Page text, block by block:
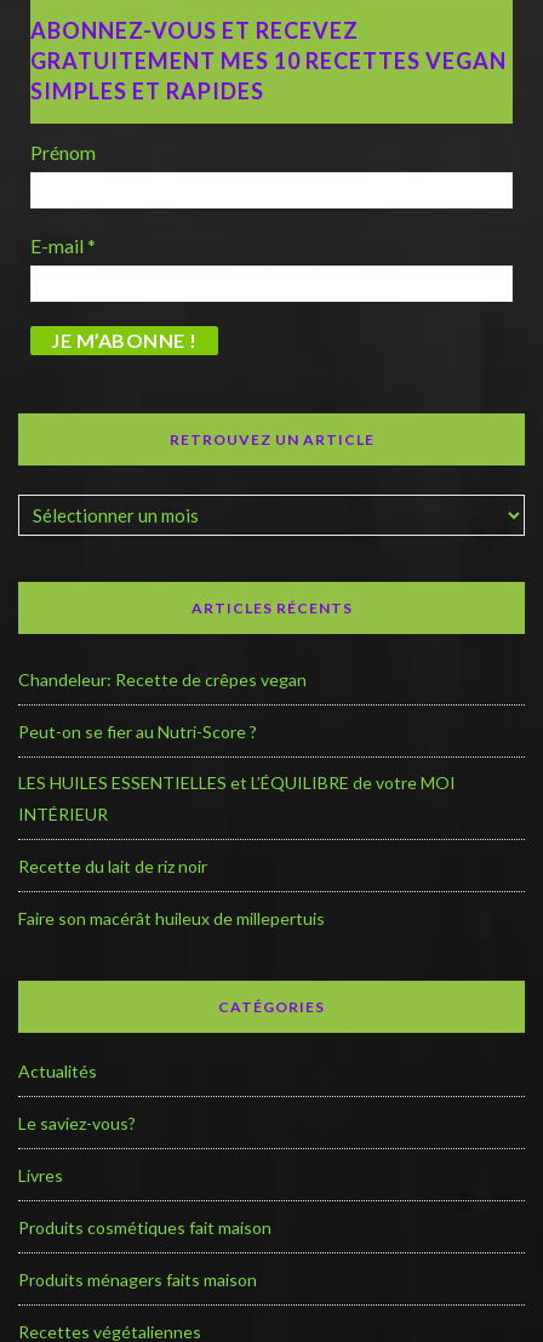
ABONNEZ-VOUS ET RECEVEZ
GRATUITEMENT MES 10 RECETTES VEGAN
SIMPLES ET RAPIDES
Prénom
E-mail*
RETROUVEZ UN ARTICLE
ARTICLES RÉCENTS
Chandeleur: Recette de crêpes vegan
Peut-on se fier au Nutri-Score ?
LES HUILES ESSENTIELLES et L’ÉQUILIBRE de votre MOI
INTÉRIEUR
Recette du lait de riz noir
Faire son macérât huileux de millepertuis
CATÉGORIES
Actualités
Le saviez-vous?
Livres
Produits cosmétiques fait maison
Produits ménagers faits maison
Recettes végétaliennes